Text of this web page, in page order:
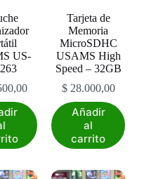
página
de
producto
página
de
producto
US-
Tarjeta de
Memoria
MicroSDHC
USAMS High
Speed – 32GB
$28.000,00
Añadir
al
carrito